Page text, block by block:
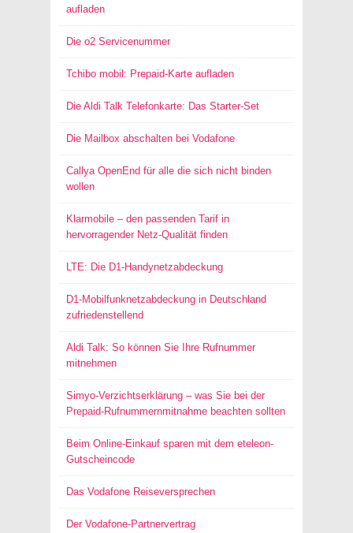
aufladen
Die o2 Servicenummer
Tchibo mobil: Prepaid-Karte aufladen
Die Aldi Talk Telefonkarte: Das Starter-Set
Die Mailbox abschalten bei Vodafone
Callya OpenEnd für alle die sich nicht binden
wollen
Klarmobile – den passenden Tarif in
hervorragender Netz-Qualität finden
LTE: Die D1-Handynetzabdeckung
D1-Mobilfunknetzabdeckung in Deutschland
zufriedenstellend
Aldi Talk: So können Sie Ihre Rufnummer
mitnehmen
Simyo-Verzichtserklärung – was Sie bei der
Prepaid-Rufnummernmitnahme beachten sollten
Beim Online-Einkauf sparen mit dem eteleon-
Gutscheincode
Das Vodafone Reiseversprechen
Der Vodafone-Partnervertrag